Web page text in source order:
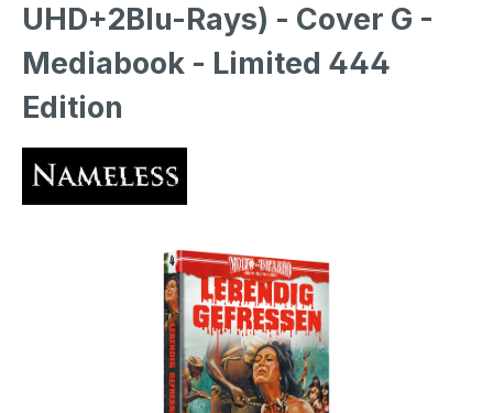
UHD+2Blu-Rays) - Cover G -
Mediabook - Limited 444
Edition
Bildergalerie überspringen